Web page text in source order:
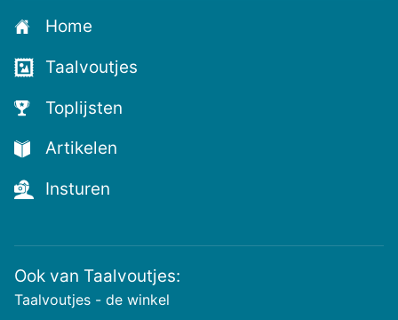
voor
de
nieuwste
voutjes
en
de
voutste
nieuwtjes!
Home
Taalvoutjes
Toplijsten
Artikelen
Insturen
Ook van Taalvoutjes:
Taalvoutjes - de winkel